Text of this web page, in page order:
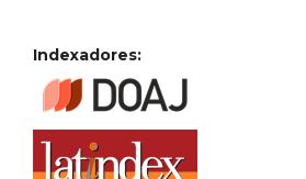
Indexadores: